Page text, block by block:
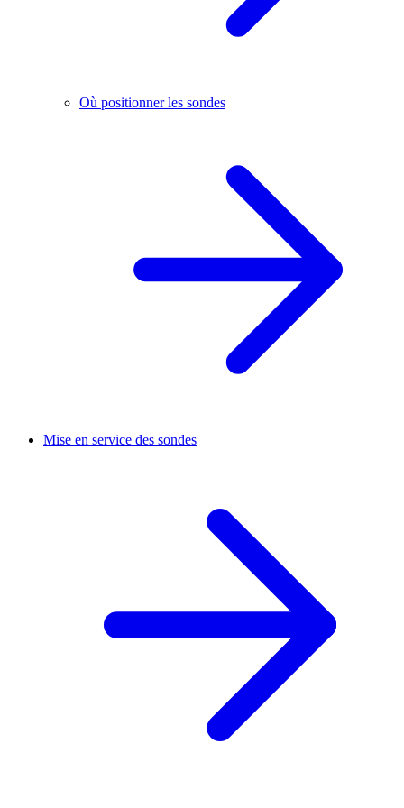
Où positionner les sondes
Mise en service des sondes